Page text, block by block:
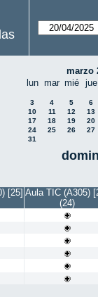
marzo
lun mar mié jue
3 4 5
6
10
11 12
13
17
18 19
20
24
25 26
27
31
[25] Aula TIC (A305)
(24)